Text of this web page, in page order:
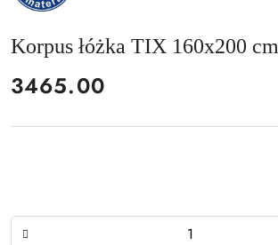
Korpus łóżka TIX 160x200 cm
cena:
3465.00